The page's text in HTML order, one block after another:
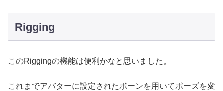
Rigging
このRiggingの機能は便利かなと思いました。
これまでアバターに設定されたボーンを用いてポーズを変